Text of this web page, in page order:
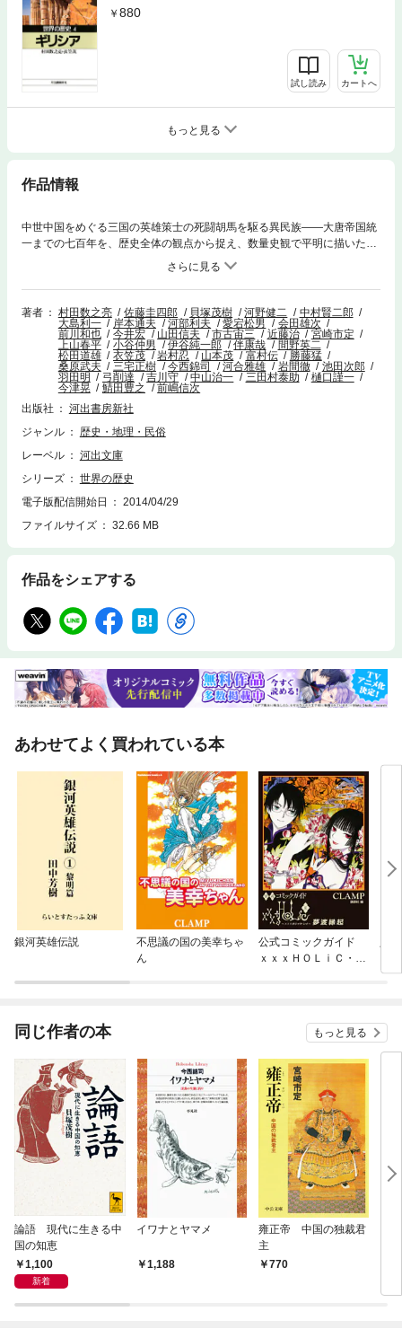
880
試し読み カートへ
もっと見る
作品情報
中世中国をめぐる三国の英雄策士の死闘胡馬を駆る異民族――大唐帝国統
一までの七百年を、歴史全体の観点から捉え、数量史観で平明に描いた名
著。波瀾万丈の中国中世史をダイナミックに概観する。
著者 村田数之亮 佐藤圭四郎 貝塚茂樹 河野健二
中村賢二郎
大島利一
岸本通夫 河部利夫 愛宕松男
会田雄次
前川和也
今井宏 山田信夫 市古宙三 近藤治
宮崎市定
上山春平
小谷仲男 伊谷純一郎 伴康哉
間野英二
松田道雄
衣笠茂 岩村忍 山本茂 富村伝
勝藤猛
桑原武夫
三宅正樹 今西錦司 河合雅雄 岩間徹
池田次郎
羽田明
弓削達 吉川守 中山治一 三田村泰助
樋口謹一
今津晃
鯖田豊之
前嶋信次
出版社
河出書房新社
ジャンル
歴史・地理・民俗
レーベル
河出文庫
シリーズ
世界の歴史
電子版配信開始日
2014/04/29
ファイルサイズ
32.66 MB
作品をシェアする
あわせてよく買われている本
銀河英雄伝説
不思議の国の美幸ちゃ
ん
公式コミックガイド
ｘｘｘＨＯＬｉＣ・
同じ作者の本 もっと見る
論語 現代に生きる中
国の知恵
1,100
新着
イワナとヤマメ
1,188
雍正帝 中国の独裁君
主
770